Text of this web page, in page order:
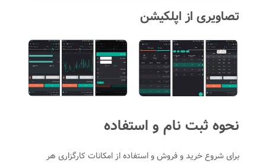
تصاویری از اپلکیشن
نحوه ثبت نام و استفاده
برای شروع خرید و فروش و استفاده از امکانات کارگزاری هر